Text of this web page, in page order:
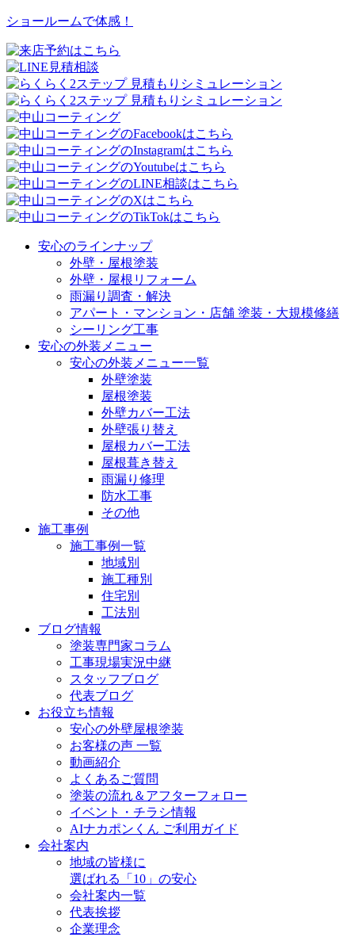
ショールームで体感！
安心のラインナップ
外壁・屋根塗装
外壁・屋根リフォーム
雨漏り調査・解決
アパート・マンション・店舗 塗装・大規模修繕
シーリング工事
安心の外装メニュー
安心の外装メニュー一覧
外壁塗装
屋根塗装
外壁カバー工法
外壁張り替え
屋根カバー工法
屋根葺き替え
雨漏り修理
防水工事
その他
施工事例
施工事例一覧
地域別
施工種別
住宅別
工法別
ブログ情報
塗装専門家コラム
工事現場実況中継
スタッフブログ
代表ブログ
お役立ち情報
安心の外壁屋根塗装
お客様の声 一覧
動画紹介
よくあるご質問
塗装の流れ＆アフターフォロー
イベント・チラシ情報
AIナカポンくん ご利用ガイド
会社案内
地域の皆様に
選ばれる「10」の安心
会社案内一覧
代表挨拶
企業理念